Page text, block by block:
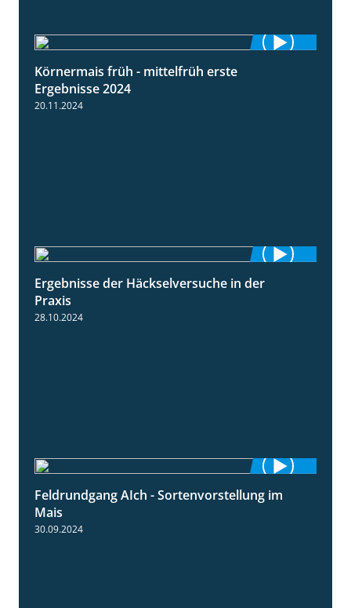
Körnermais früh - mittelfrüh erste
Ergebnisse 2024
20.11.2024
Ergebnisse der Häckselversuche in der
Praxis
28.10.2024
11:24
Feldrundgang AIch - Sortenvorstellung im
Mais
30.09.2024